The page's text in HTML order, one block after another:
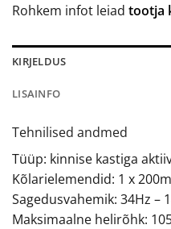
Rohkem infot leiad tootja
KIRJELDUS
LISAINFO
Tehnilised andmed
Tüüp: kinnise kastiga
Kõlarielemendid: 1 x
Sagedusvahemik: 34Hz –
Maksimaalne helirõhk: